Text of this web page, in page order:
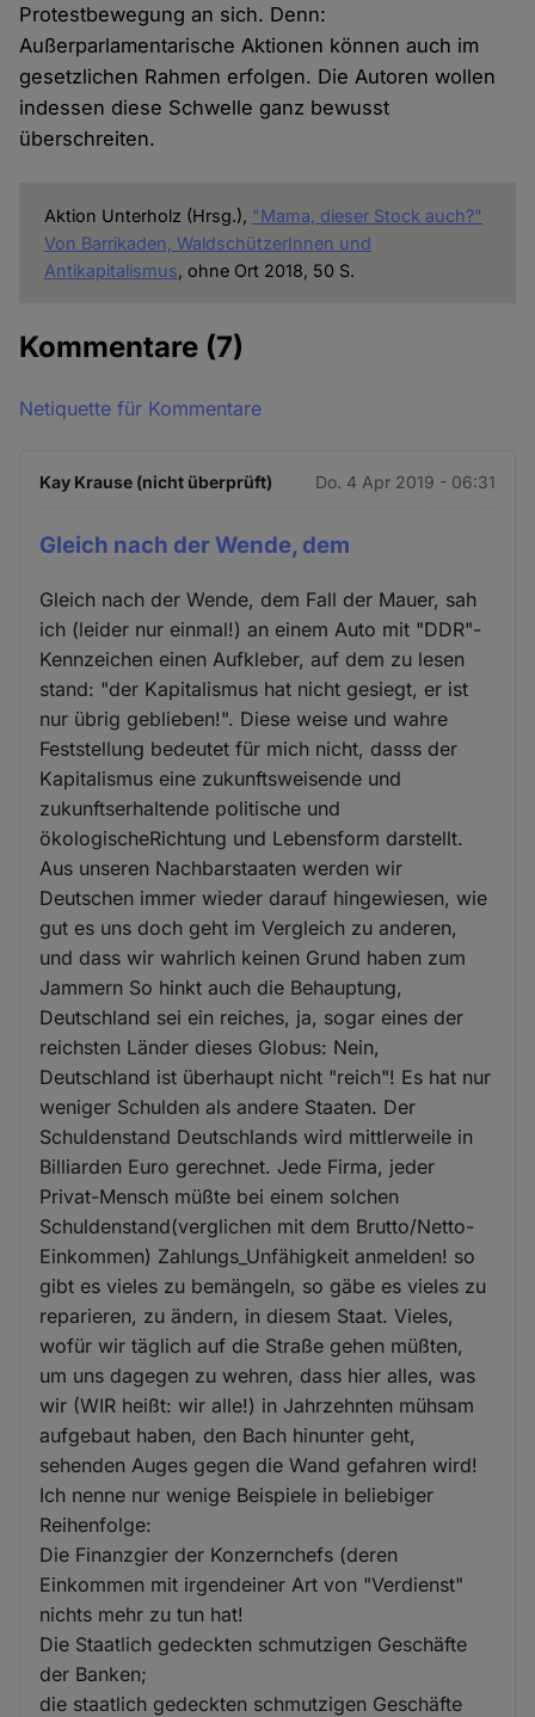
Protestbewegung an sich. Denn:
Außerparlamentarische Aktionen können auch im
gesetzlichen Rahmen erfolgen. Die Autoren wollen
indessen diese Schwelle ganz bewusst
überschreiten.
Aktion Unterholz (Hrsg.), "Mama, dieser Stock auch?"
Von Barrikaden, WaldschützerInnen und
Antikapitalismus, ohne Ort 2018, 50 S.
Kommentare (7)
Netiquette für Kommentare
Kay Krause (nicht überprüft) Do. 4 Apr 2019 - 06:31
Gleich nach der Wende, dem
Gleich nach der Wende, dem Fall der Mauer, sah
ich (leider nur einmal!) an einem Auto mit "DDR"-
Kennzeichen einen Aufkleber, auf dem zu lesen
stand: "der Kapitalismus hat nicht gesiegt, er ist
nur übrig geblieben!". Diese weise und wahre
Feststellung bedeutet für mich nicht, dasss der
Kapitalismus eine zukunftsweisende und
zukunftserhaltende politische und
ökologischeRichtung und Lebensform darstellt.
Aus unseren Nachbarstaaten werden wir
Deutschen immer wieder darauf hingewiesen, wie
gut es uns doch geht im Vergleich zu anderen,
und dass wir wahrlich keinen Grund haben zum
Jammern So hinkt auch die Behauptung,
Deutschland sei ein reiches, ja, sogar eines der
reichsten Länder dieses Globus: Nein,
Deutschland ist überhaupt nicht "reich"! Es hat nur
weniger Schulden als andere Staaten. Der
Schuldenstand Deutschlands wird mittlerweile in
Billiarden Euro gerechnet. Jede Firma, jeder
Privat-Mensch müßte bei einem solchen
Schuldenstand(verglichen mit dem Brutto/Netto-
Einkommen) Zahlungs_Unfähigkeit anmelden! so
gibt es vieles zu bemängeln, so gäbe es vieles zu
reparieren, zu ändern, in diesem Staat. Vieles,
wofür wir täglich auf die Straße gehen müßten,
um uns dagegen zu wehren, dass hier alles, was
wir (WIR heißt: wir alle!) in Jahrzehnten mühsam
aufgebaut haben, den Bach hinunter geht,
sehenden Auges gegen die Wand gefahren wird!
Ich nenne nur wenige Beispiele in beliebiger
Reihenfolge:
Die Finanzgier der Konzernchefs (deren
Einkommen mit irgendeiner Art von "Verdienst"
nichts mehr zu tun hat!
Die Staatlich gedeckten schmutzigen Geschäfte
der Banken;
die staatlich gedeckten schmutzigen Geschäfte